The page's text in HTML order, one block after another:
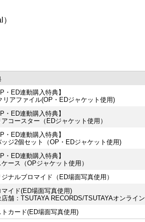
・ED連動購入特典】
リアファイル(OP・EDジャケット使用)
・ED連動購入特典】
アコースター（EDジャケット使用）
・ED連動購入特典】
ッジ2個セット（OP・EDジャケット使用)
・ED連動購入特典】
ース（OPジャケット使用）
ジナルブロマイド（ED場面写真使用）
マイド(ED場面写真使用)
舗：TSUTAYA RECORDS/TSUTAYAオンライン
トカード(ED場面写真使用)